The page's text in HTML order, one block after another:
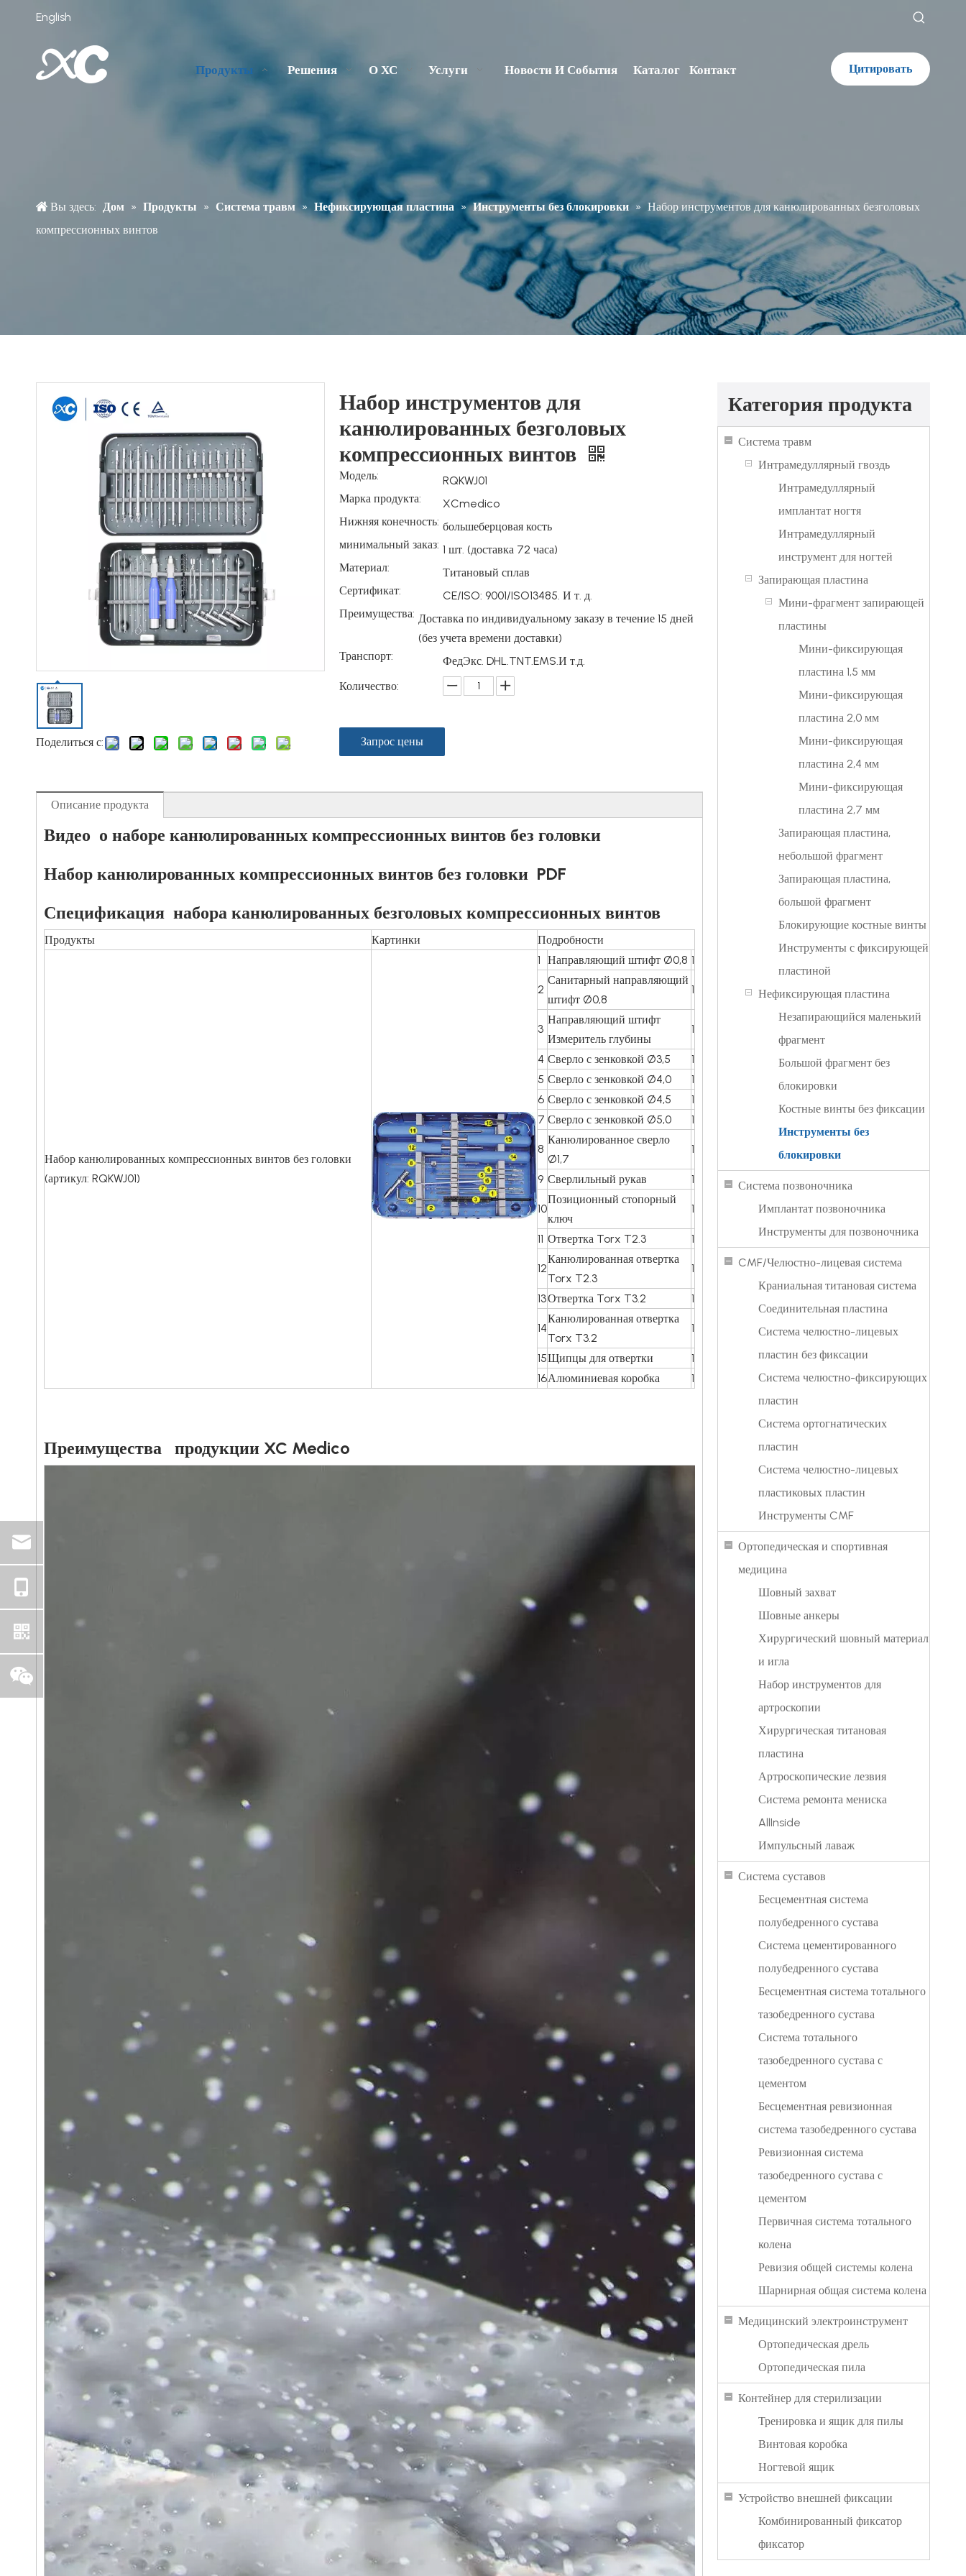
English
Продукты Решения О ХС Услуги Новости И События Каталог Контакт Цитировать
Вы здесь: Дом » Продукты » Система травм » Нефиксирующая пластина » Инструменты без блокировки » Набор инструментов для канюлированных безголовых
компрессионных винтов
Поделиться с:
Набор инструментов для
канюлированных безголовых
компрессионных винтов
Модель:
RQKWJ01
Марка продукта:
XCmedico
Нижняя конечность: большеберцовая кость
минимальный заказ: 1 шт. (доставка 72 часа)
Материал:
Титановый сплав
Сертификат:
CE/ISO: 9001/ISO13485. И т. д.
Преимущества: Доставка по индивидуальному заказу в течение 15 дней
(без учета времени доставки)
Транспорт:
ФедЭкс. DHL.TNT.EMS.И т.д.
Количество:
Запрос цены
Описание продукта
Видео о наборе канюлированных компрессионных винтов без головки
Набор канюлированных компрессионных винтов без головки PDF
Спецификация набора канюлированных безголовых компрессионных винтов
Продукты Картинки Подробности
Набор канюлированных компрессионных винтов без головки
(артикул: RQKWJ01)
1 Направляющий штифт Ø0,8 1
2
Санитарный направляющий
штифт Ø0,8
1
3
Направляющий штифт
Измеритель глубины
1
4 Сверло с зенковкой Ø3,5
1
5 Сверло с зенковкой Ø4,0
1
6 Сверло с зенковкой Ø4,5
1
7 Сверло с зенковкой Ø5,0 1
8
Канюлированное сверло
Ø1,7
1
9 Сверлильный рукав 1
10
Позиционный стопорный
ключ
1
11 Отвертка Torx T2.3 1
12
Канюлированная отвертка
Torx T2.3
1
13Отвертка Torx T3.2 1
14
Канюлированная отвертка
Torx T3.2
1
15Щипцы для отвертки
1
16Алюминиевая коробка 1
Преимущества продукции XC Medico
Категория продукта
Система травм
Интрамедуллярный гвоздь
Интрамедуллярный
имплантат ногтя
Интрамедуллярный
инструмент для ногтей
Запирающая пластина
Мини-фрагмент запирающей
пластины
Мини-фиксирующая
пластина 1,5 мм
Мини-фиксирующая
пластина 2,0 мм
Мини-фиксирующая
пластина 2,4 мм
Мини-фиксирующая
пластина 2,7 мм
Запирающая пластина,
небольшой фрагмент
Запирающая пластина,
большой фрагмент
Блокирующие костные винты
Инструменты с фиксирующей
пластиной
Нефиксирующая пластина
Незапирающийся маленький
фрагмент
Большой фрагмент без
блокировки
Костные винты без фиксации
Инструменты без
блокировки
Система позвоночника
Имплантат позвоночника
Инструменты для позвоночника
CMF/Челюстно-лицевая система
Краниальная титановая система
Соединительная пластина
Система челюстно-лицевых
пластин без фиксации
Система челюстно-фиксирующих
пластин
Система ортогнатических
пластин
Система челюстно-лицевых
пластиковых пластин
Инструменты CMF
Ортопедическая и спортивная
медицина
Шовный захват
Шовные анкеры
Хирургический шовный материал
и игла
Набор инструментов для
артроскопии
Хирургическая титановая
пластина
Артроскопические лезвия
Система ремонта мениска
AllInside
Импульсный лаваж
Система суставов
Бесцементная система
полубедренного сустава
Система цементированного
полубедренного сустава
Бесцементная система тотального
тазобедренного сустава
Система тотального
тазобедренного сустава с
цементом
Бесцементная ревизионная
система тазобедренного сустава
Ревизионная система
тазобедренного сустава с
цементом
Первичная система тотального
колена
Ревизия общей системы колена
Шарнирная общая система колена
Медицинский электроинструмент
Ортопедическая дрель
Ортопедическая пила
Контейнер для стерилизации
Тренировка и ящик для пилы
Винтовая коробка
Ногтевой ящик
Устройство внешней фиксации
Комбинированный фиксатор
фиксатор